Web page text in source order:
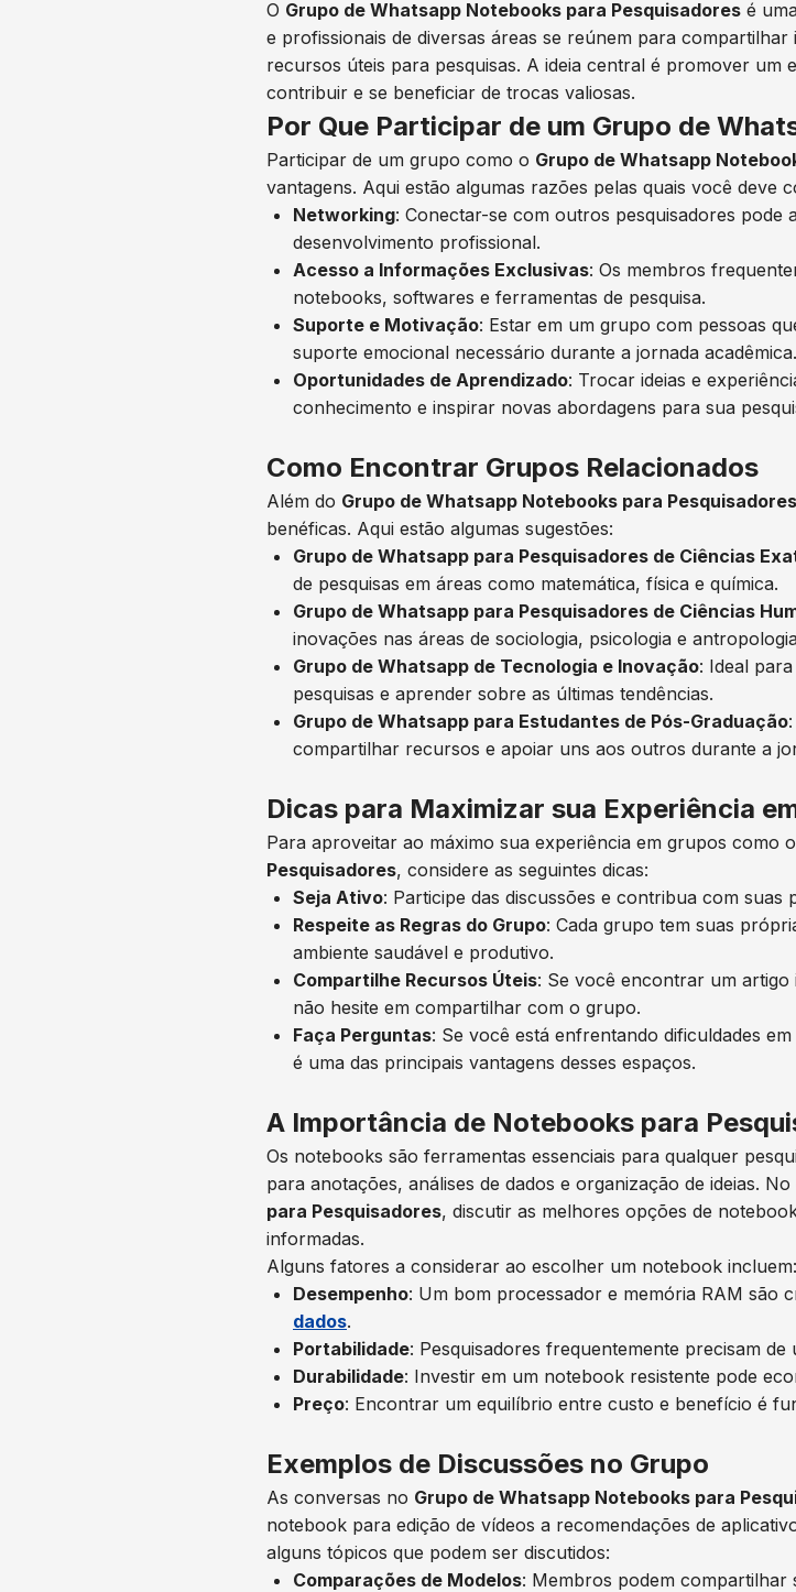
O Grupo de Whatsapp Notebooks para Pesquisadores é
e profissionais de diversas áreas se reúnem para
recursos úteis para pesquisas. A ideia central é promover um
contribuir e se beneficiar de trocas valiosas.
Por Que Participar de um Grupo de
Participar de um grupo como o Grupo de Whatsapp
vantagens. Aqui estão algumas razões pelas quais você deve
Networking: Conectar-se com outros pesquisadores
desenvolvimento profissional.
Acesso a Informações Exclusivas: Os membros
notebooks, softwares e ferramentas de pesquisa.
Suporte e Motivação: Estar em um grupo com pessoas
suporte emocional necessário durante a jornada acadêmica.
Oportunidades de Aprendizado: Trocar ideias e
conhecimento e inspirar novas abordagens para sua
Como Encontrar Grupos Relacionados
Além do Grupo de Whatsapp Notebooks para Pesquisadores
benéficas. Aqui estão algumas sugestões:
Grupo de Whatsapp para Pesquisadores de Ciências
de pesquisas em áreas como matemática, física e química.
Grupo de Whatsapp para Pesquisadores de Ciências
inovações nas áreas de sociologia, psicologia e
Grupo de Whatsapp de Tecnologia e Inovação: Ideal
pesquisas e aprender sobre as últimas tendências.
Grupo de Whatsapp para Estudantes de Pós-Graduação
compartilhar recursos e apoiar uns aos outros durante a
Dicas para Maximizar sua Experiência
Para aproveitar ao máximo sua experiência em grupos como o
Pesquisadores, considere as seguintes dicas:
Seja Ativo: Participe das discussões e contribua com
Respeite as Regras do Grupo: Cada grupo tem suas
ambiente saudável e produtivo.
Compartilhe Recursos Úteis: Se você encontrar um
não hesite em compartilhar com o grupo.
Faça Perguntas: Se você está enfrentando dificuldades
é uma das principais vantagens desses espaços.
A Importância de Notebooks para
Os notebooks são ferramentas essenciais para qualquer
para anotações, análises de dados e organização de ideias.
para Pesquisadores, discutir as melhores opções de
informadas.
Alguns fatores a considerar ao escolher um notebook incluem:
Desempenho: Um bom processador e memória RAM são
dados.
Portabilidade: Pesquisadores frequentemente precisam
Durabilidade: Investir em um notebook resistente pode
Preço: Encontrar um equilíbrio entre custo e benefício é
Exemplos de Discussões no Grupo
As conversas no Grupo de Whatsapp Notebooks para
notebook para edição de vídeos a recomendações de
alguns tópicos que podem ser discutidos:
Comparações de Modelos: Membros podem compartilhar